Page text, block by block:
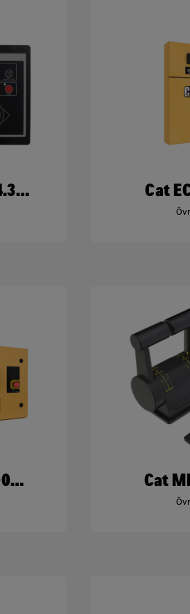
Cat
Cat